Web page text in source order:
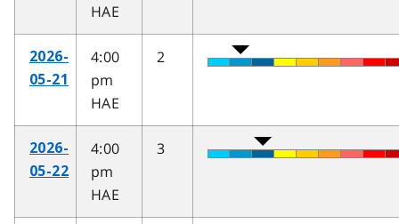
HAE
2026-
05-21
4:00
pm
HAE
2
2026-
05-22
4:00
pm
HAE
3